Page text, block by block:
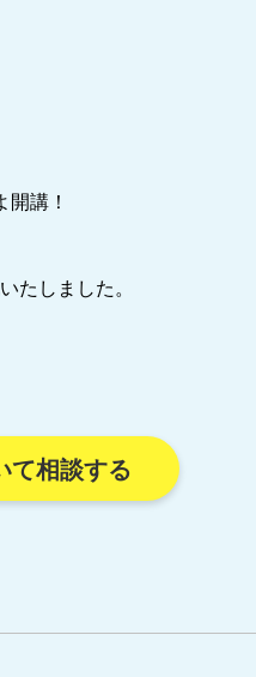
講！
たしました。
て相談する